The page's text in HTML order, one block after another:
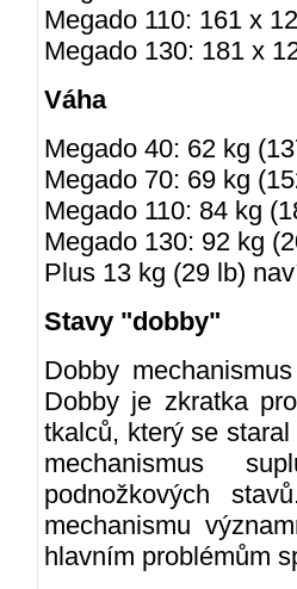
Megado 110: 161 x
Megado 130: 181 x
Váha
Megado 40: 62 kg
Megado 70: 69 kg
Megado 110: 84 kg
Megado 130: 92 kg
Plus 13 kg (29 lb)
Stavy "dobby"
Dobby
Dobby je zkratka
tkalců, který se
mechanismus
podnožkových
mechanismu
hlavním problémům